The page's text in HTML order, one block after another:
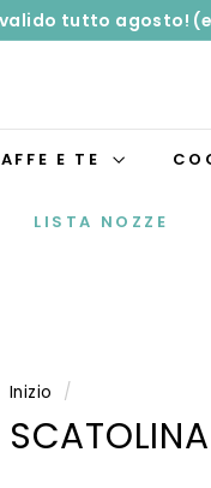
valido tutto agosto!
E TE
LISTA NOZZE
Inizio /